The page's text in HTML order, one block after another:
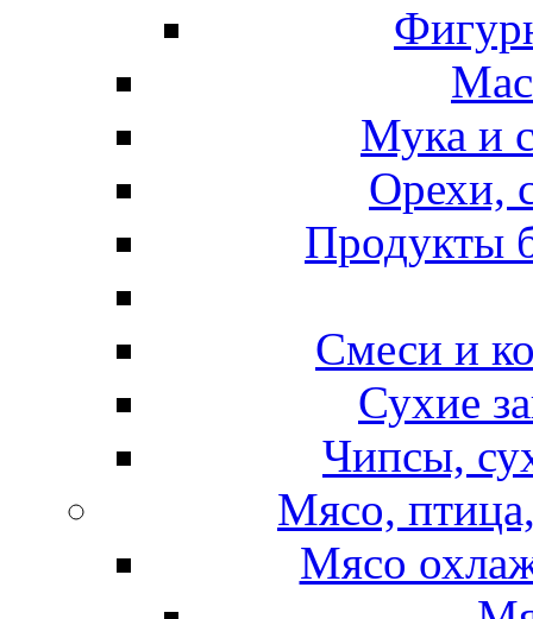
Мука и
Орехи,
Продукты
Смеси и
Сухие
Чипсы,
Мясо,
Мясо